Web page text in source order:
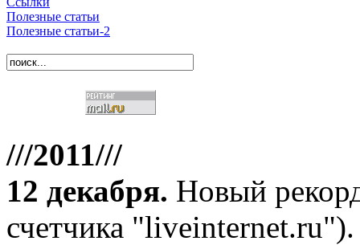
Полезные статьи
Полезные статьи-2
///2011///
12 декабря. Новый
счетчика "liveinternet.ru").